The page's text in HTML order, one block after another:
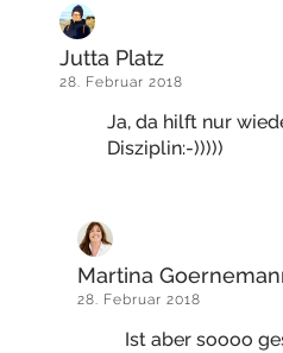
Jutta Platz
28. Februar 2018
Ja, da hilft nur
Disziplin:-)))))
Martina
28. Februar 2018
Ist aber soooo